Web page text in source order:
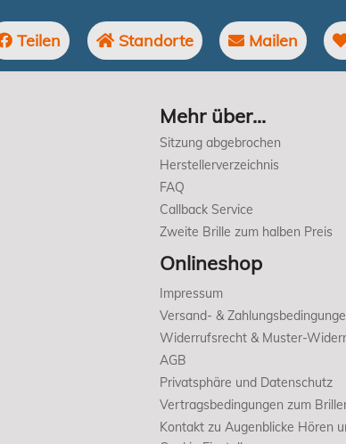
Teilen Standorte Mailen
Mehr über...
Sitzung abgebrochen
Herstellerverzeichnis
FAQ
Callback Service
Zweite Brille zum halben Preis
Onlineshop
Impressum
Versand- &
Widerrufsrecht & Muster-
AGB
Privatsphäre und Datenschutz
Vertragsbedingungen zum
Kontakt zu Augenblicke Hören